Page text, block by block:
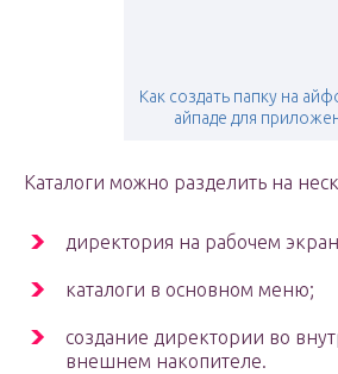
Как создать папку на
айпаде для
Каталоги можно разделить на
директория на рабочем
каталоги в основном меню;
создание директории во
внешнем накопителе.